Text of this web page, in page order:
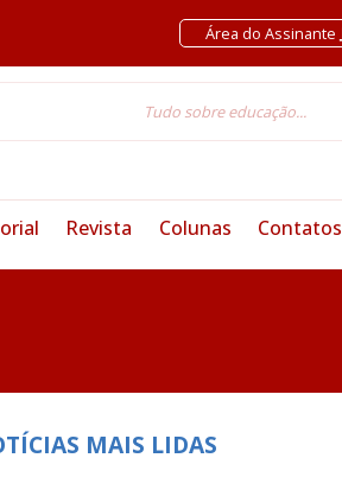
Área do Assinante
Revista Colunas Contatos
MAIS LIDAS